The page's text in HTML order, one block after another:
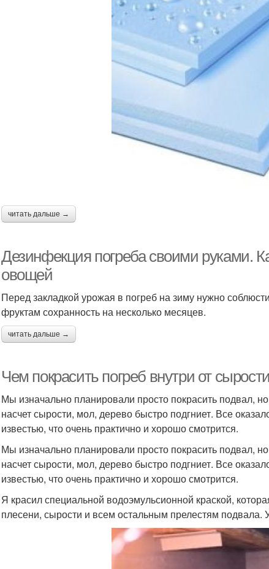
читать дальше →
Дезинфекция погреба своими руками.
овощей
Перед закладкой урожая в погреб на зиму нужно
фруктам сохранность на несколько месяцев.
читать дальше →
Чем покрасить погреб внутри от
Мы изначально планировали просто покрасить подвал,
насчет сырости, мол, дерево быстро подгниет. Все
известью, что очень практично и хорошо смотрится.
Мы изначально планировали просто покрасить подвал,
насчет сырости, мол, дерево быстро подгниет. Все
известью, что очень практично и хорошо смотрится.
Я красил специальной водоэмульсионной краской,
плесени, сырости и всем остальным прелестям подвала.